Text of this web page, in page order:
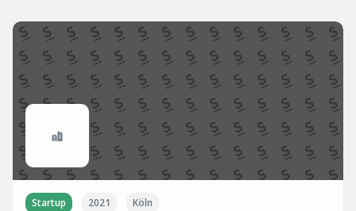
Startup 2021 Köln